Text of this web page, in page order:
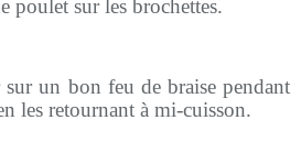
poulet sur les brochettes.
un bon feu de braise pendant
les retournant à mi-cuisson.